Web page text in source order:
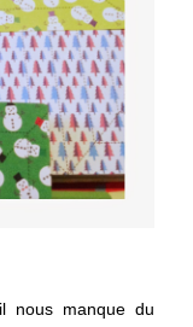
nous manque du